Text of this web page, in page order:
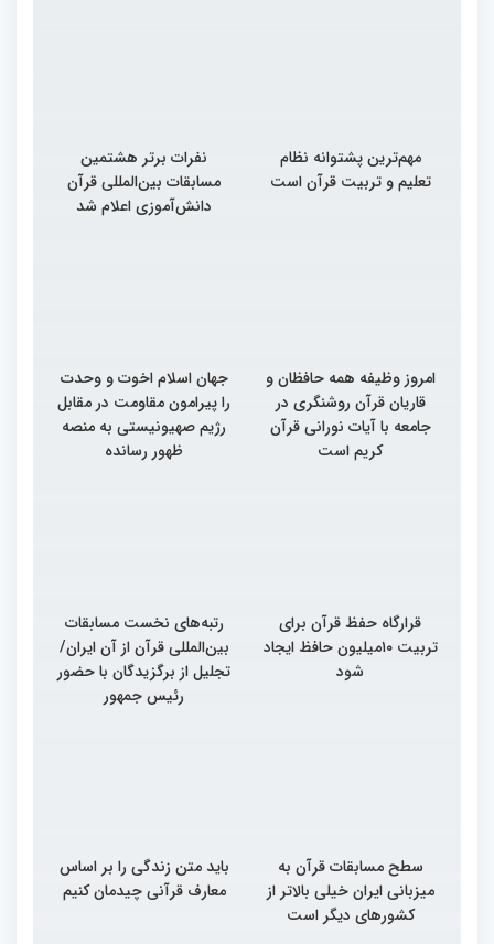
مهم‌ترین پشتوانه نظام
تعلیم و تربیت قرآن است
نفرات برتر هشتمین
مسابقات بین‌المللی قرآن
دانش‌آموزی اعلام شد
امروز وظیفه همه حافظان و
قاریان قرآن روشنگری در
جامعه با آیات نورانی قرآن
کریم است
جهان اسلام اخوت و وحدت
را پیرامون مقاومت در مقابل
رژیم صهیونیستی به منصه
ظهور رسانده
قرارگاه حفظ قرآن برای
تربیت ۱۰میلیون حافظ ایجاد
شود
رتبه‌های نخست مسابقات
بین‌المللی قرآن از آن ایران/
تجلیل از برگزیدگان با حضور
رئیس جمهور
سطح مسابقات قرآن به
میزبانی ایران خیلی بالاتر از
کشورهای دیگر است
باید متن زندگی را بر اساس
معارف قرآنی چیدمان کنیم